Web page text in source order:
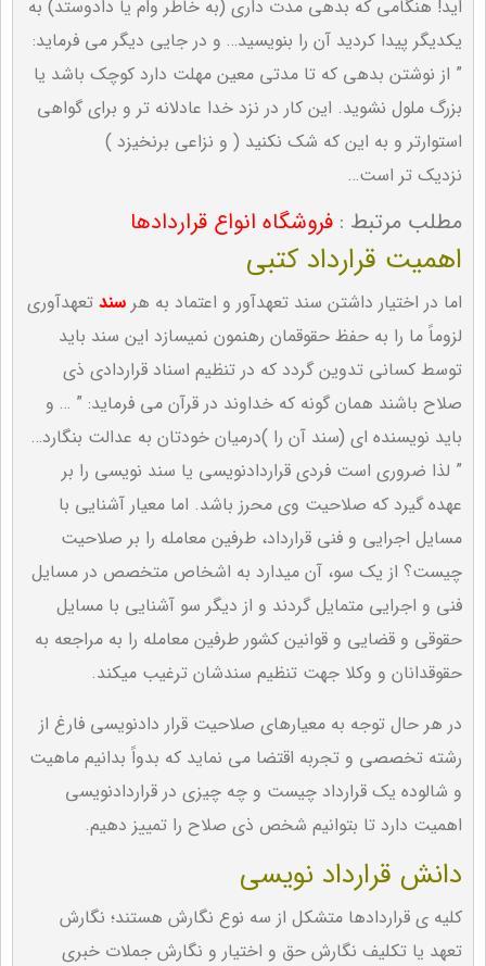
اید! هنگامی که بدهی مدت داری (به خاطر وام یا دادوستد) به
یکدیگر پیدا کردید آن را بنویسید… و در جایی دیگر می فرماید:
” از نوشتن بدهی که تا مدتی معین مهلت دارد کوچک باشد یا
بزرگ ملول نشوید. این کار در نزد خدا عادلانه تر و برای گواهی
استوارتر و به این که شک نکنید ( و نزاعی برنخیزد )
نزدیک تر است…
مطلب مرتبط : فروشگاه انواع قراردادها
اهمیت قرارداد کتبی
اما در اختیار داشتن سند تعهدآور و اعتماد به هر سند تعهدآوری
لزوماً ما را به حفظ حقوقمان رهنمون نمیسازد این سند باید
توسط کسانی تدوین گردد که در تنظیم اسناد قراردادی ذی
صلاح باشند همان گونه که خداوند در قرآن می فرماید: ” … و
باید نویسنده ای (سند آن را )درمیان خودتان به عدالت بنگارد…
” لذا ضروری است فردی قراردادنویسی یا سند نویسی را بر
عهده گیرد که صلاحیت وی محرز باشد. اما معیار آشنایی با
مسایل اجرایی و فنی قرارداد، طرفین معامله را بر صلاحیت
چیست؟ از یک سو، آن میدارد به اشخاص متخصص در مسایل
فنی و اجرایی متمایل گردند و از دیگر سو آشنایی با مسایل
حقوقی و قضایی و قوانین کشور طرفین معامله را به مراجعه به
حقوقدانان و وکلا جهت تنظیم سندشان ترغیب میکند.
در هر حال توجه به معیارهای صلاحیت قرار دادنویسی فارغ از
رشته تخصصی و تجربه اقتضا می نماید که بدواً بدانیم ماهیت
و شالوده یک قرارداد چیست و چه چیزی در قراردادنویسی
اهمیت دارد تا بتوانیم شخص ذي صلاح را تمییز دهیم.
دانش قرارداد نویسی
کلیه ی قراردادها متشکل از سه نوع نگارش هستند؛ نگارش
تعهد یا تکلیف نگارش حق و اختیار و نگارش جملات خبری